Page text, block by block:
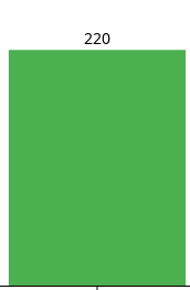
220